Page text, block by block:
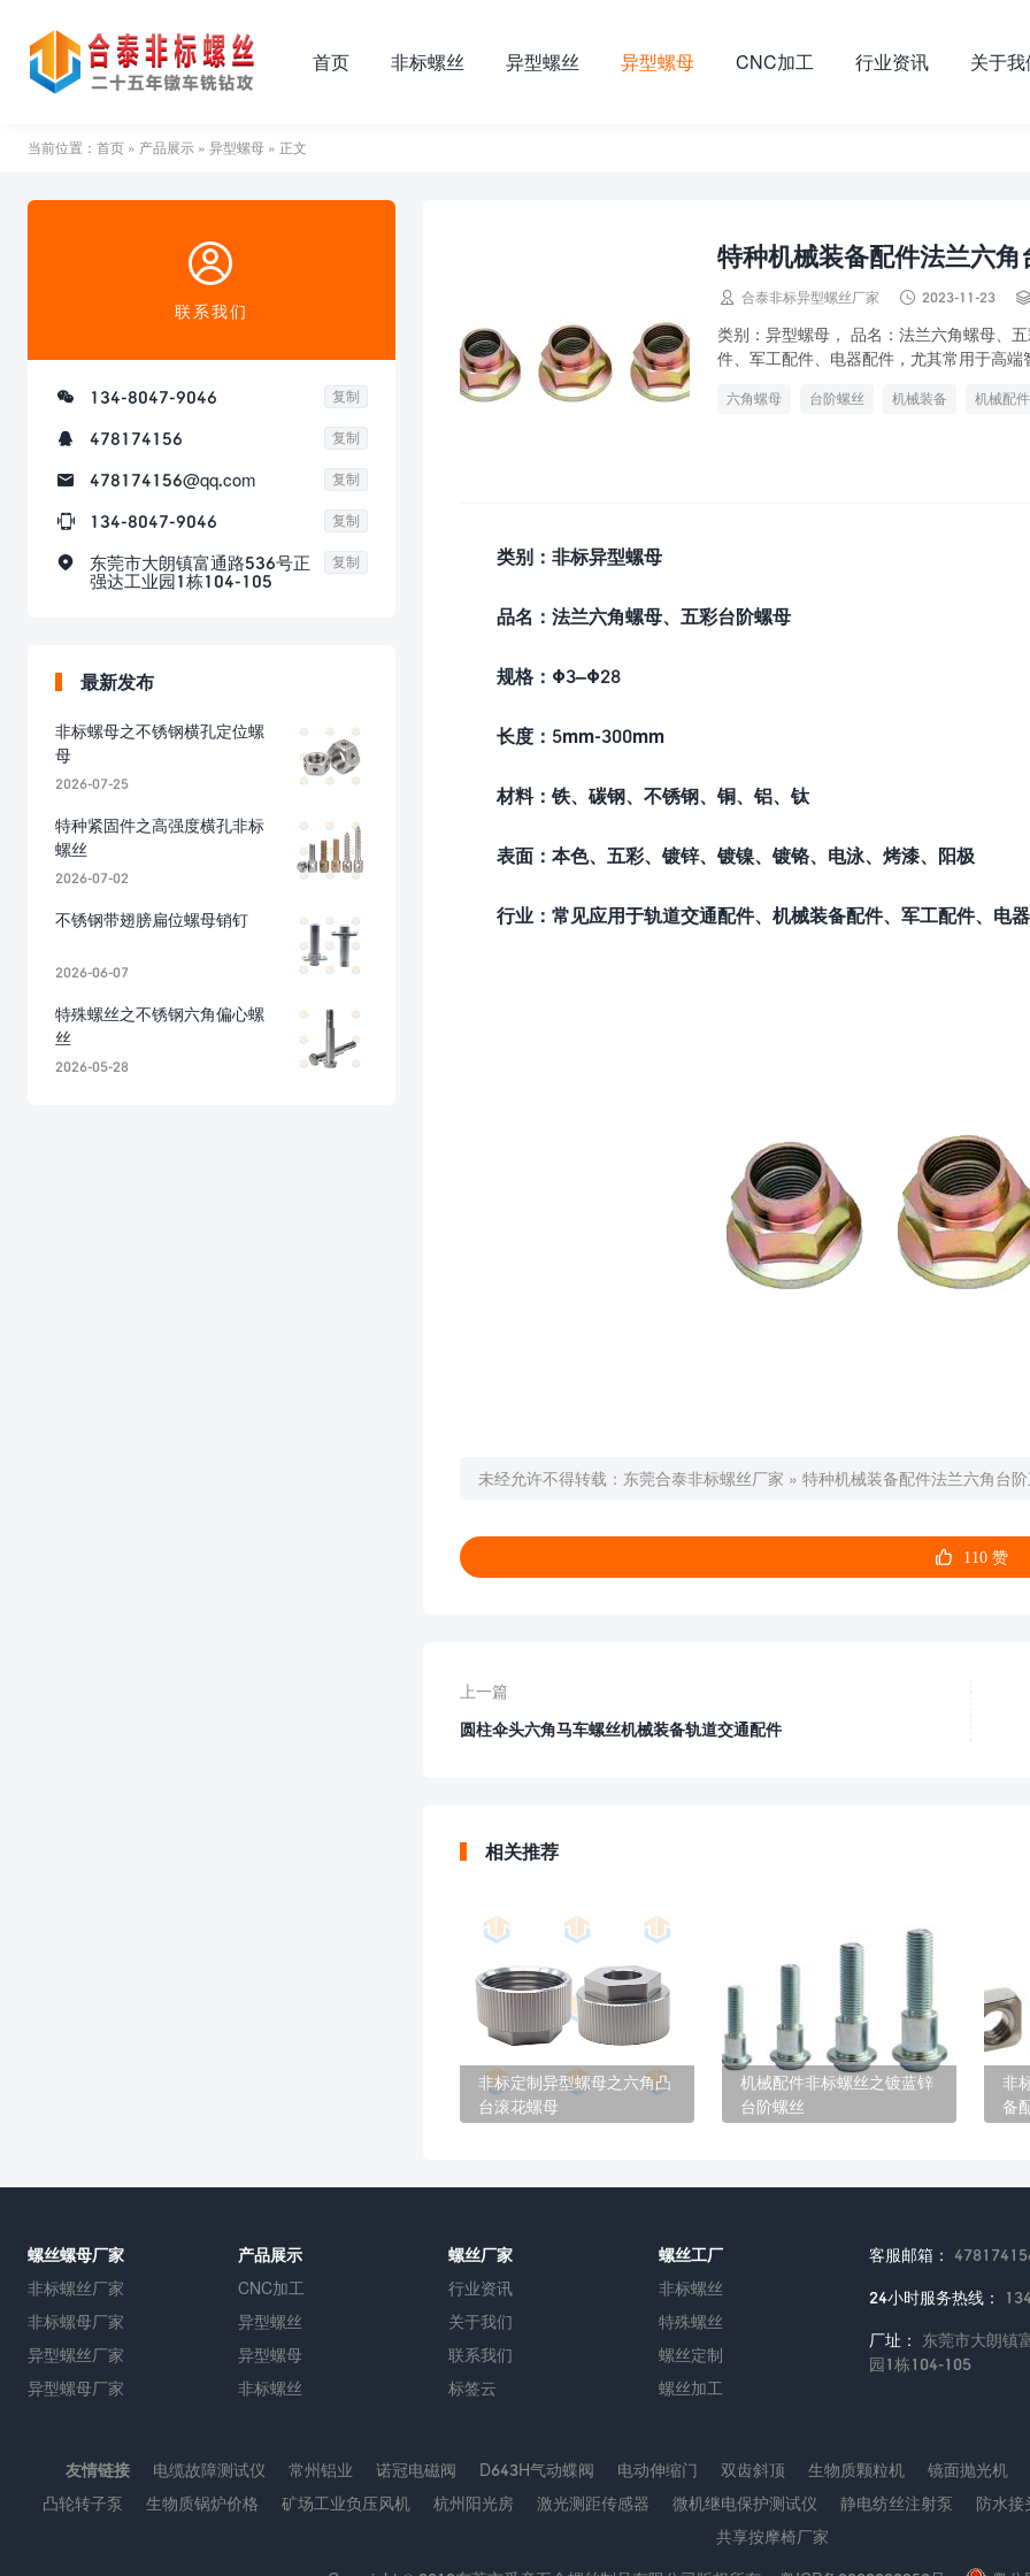
首页 非标螺丝 异型螺丝 异型螺母 CNC加工 行业资讯 关于我
当前位置： 首页 » 产品展示 » 异型螺母 » 正文
特种机械装备配件法兰六角
 合泰非标异型螺丝厂家  2023-11-23
类别：异型螺母， 品名：法兰六角螺母、
件、军工配件、电器配件，尤其常用于高端
六角螺母 台阶螺丝 机械装备 机械配件
类别：非标异型螺母
品名：法兰六角螺母、五彩台阶螺母
规格： Φ3–Φ28
长度：5mm-300mm
材料：铁、碳钢、不锈钢、铜、铝、钛
表面：本色、五彩、镀锌、镀镍、镀铬、电泳、烤漆、阳极
行业：常见应用于轨道交通配件、机械装备配件、军工配件、电
未经允许不得转载： 东莞合泰非标螺丝厂家 » 特种机械装备配件法兰六角台
 110赞
上一篇
圆柱伞头六角马车螺丝机械装备轨道交通配件
相关推荐
非标定制异型螺母之六角凸
台滚花螺母
机械配件非标螺丝之镀蓝锌
台阶螺丝
非
备

联系我们
 134-8047-9046 复制
 478174156 复制
 478174156@qq.com 复制
 134-8047-9046 复制

东莞市大朗镇富通路536号正
强达工业园1栋104-105
复制
最新发布
非标螺母之不锈钢横孔定位螺
母
2026-07-25
特种紧固件之高强度横孔非标
螺丝
2026-07-02
不锈钢带翅膀扁位螺母销钉
2026-06-07
特殊螺丝之不锈钢六角偏心螺
丝
2026-05-28
螺丝螺母厂家
非标螺丝厂家
非标螺母厂家
异型螺丝厂家
异型螺母厂家
产品展示
CNC加工
异型螺丝
异型螺母
非标螺丝
螺丝厂家
行业资讯
关于我们
联系我们
标签云
螺丝工厂
非标螺丝
特殊螺丝
螺丝定制
螺丝加工
客服邮箱：
24小时服务热线：
厂址： 东莞市大朗镇
园1栋104-105
友情链接 电缆故障测试仪 常州铝业 诺冠电磁阀 D643H气动蝶阀 电动伸缩门 双齿斜顶 生物质颗粒机
镜面抛光机
凸轮转子泵
生物质锅炉价格 矿场工业负压风机 杭州阳光房 激光测距传感器 微机继电保护测试仪 静电纺丝注射泵
防水接
共享按摩椅厂家